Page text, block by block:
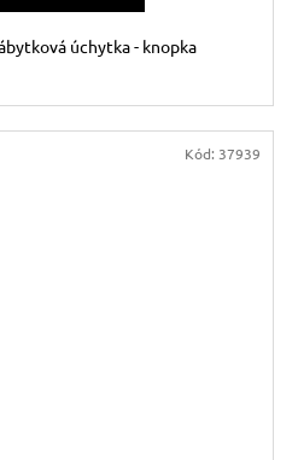
úchytka - knopka
Kód: 37939